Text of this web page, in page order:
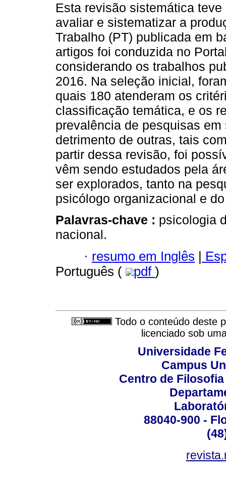
Esta revisão sistemática
avaliar e sistematizar a
Trabalho (PT) publicada em
artigos foi conduzida no
considerando os trabalhos
2016. Na seleção inicial,
quais 180 atenderam os
classificação temática, e os
prevalência de pesquisas
detrimento de outras, tais
partir dessa revisão, foi
vêm sendo estudados pela
ser explorados, tanto na
psicólogo organizacional e
Palavras-chave : psicologia
nacional.
· resumo em Inglês |
Português (
pdf )
Todo o conteúdo deste
licenciado sob
Universidade
Campus
Centro de
88040-900 -